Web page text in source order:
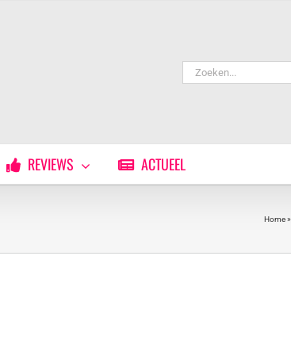
Zoeken
naar:
REVIEWS ACTUEEL
Home»